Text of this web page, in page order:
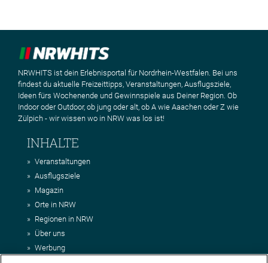
NRWHITS ist dein Erlebnisportal für Nordrhein-Westfalen. Bei uns
findest du aktuelle Freizeittipps, Veranstaltungen, Ausflugsziele,
Ideen fürs Wochenende und Gewinnspiele aus Deiner Region. Ob
Indoor oder Outdoor, ob jung oder alt, ob A wie Aaachen oder Z wie
Zülpich - wir wissen wo in NRW was los ist!
INHALTE
Veranstaltungen
Ausflugsziele
Magazin
Orte in NRW
Regionen in NRW
Über uns
Werbung